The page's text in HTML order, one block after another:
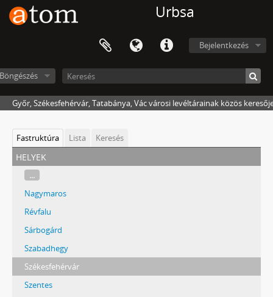
Urbsa
Bejelentkezés
Győr, Székesfehérvár, Tatabánya, Vác városi levéltárainak közös
Fastruktúra Lista Keresés
helyek
...
Nagymaros
Révfalu
Sárbogárd
Szabadhegy
Székesfehérvár
Szentes